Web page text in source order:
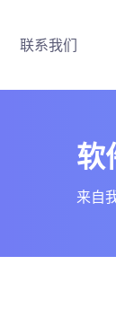
联系我们
软
来自